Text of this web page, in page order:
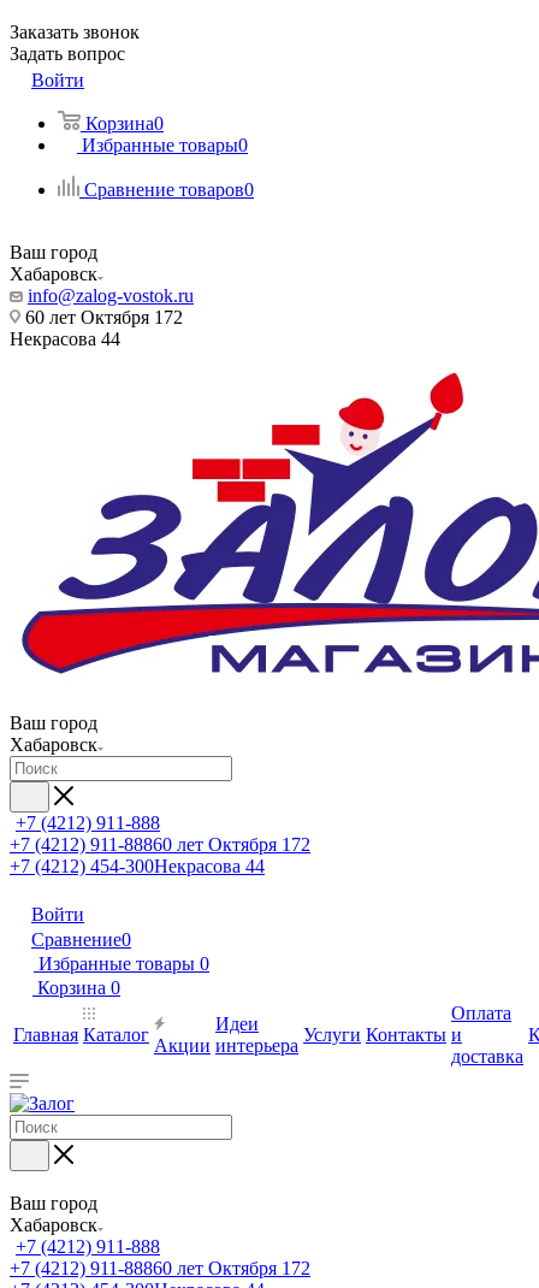
Заказать звонок
Задать вопрос
Войти
Корзина0
Избранные товары0
Сравнение товаров0
Ваш город
Хабаровск
info@zalog-vostok.ru
60 лет Октября 172
Некрасова 44
Ваш город
Хабаровск
+7 (4212) 911-888
+7 (4212) 911-88860 лет Октября 172
+7 (4212) 454-300Некрасова 44
Войти
Сравнение0
Избранные товары 0
Корзина 0
Главная Каталог
Акции
Идеи
интерьера
Услуги Контакты
Оплата
и
доставка
Ваш город
Хабаровск
+7 (4212) 911-888
+7 (4212) 911-88860 лет Октября 172